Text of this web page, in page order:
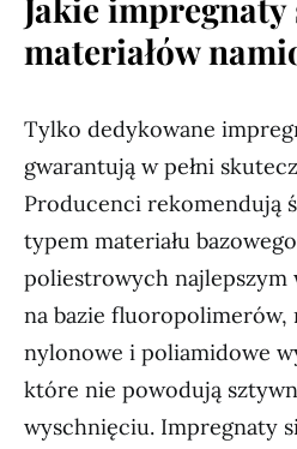
Jakie
materiałów
Tylko dedykowane
gwarantują w pełni
Producenci rekomendują
typem materiału
poliestrowych najlepszym
na bazie fluoropolimerów,
nylonowe i poliamidowe
które nie powodują
wyschnięciu. Impregnaty